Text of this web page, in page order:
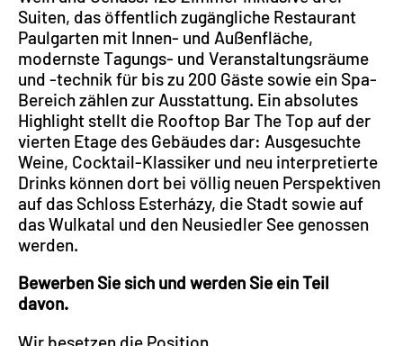
Suiten, das öffentlich zugängliche Restaurant
Paulgarten mit Innen- und Außenfläche,
modernste Tagungs- und Veranstaltungsräume
und -technik für bis zu 200 Gäste sowie ein Spa-
Bereich zählen zur Ausstattung. Ein absolutes
Highlight stellt die Rooftop Bar The Top auf der
vierten Etage des Gebäudes dar: Ausgesuchte
Weine, Cocktail-Klassiker und neu interpretierte
Drinks können dort bei völlig neuen Perspektiven
auf das Schloss Esterházy, die Stadt sowie auf
das Wulkatal und den Neusiedler See genossen
werden.
Bewerben Sie sich und werden Sie ein Teil
davon.
Wir besetzen die Position